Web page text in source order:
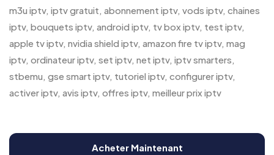
m3u iptv, iptv gratuit, abonnement iptv, vods iptv, chaines
iptv, bouquets iptv, android iptv, tv box iptv, test iptv,
apple tv iptv, nvidia shield iptv, amazon fire tv iptv, mag
iptv, ordinateur iptv, set iptv, net iptv, iptv smarters,
stbemu, gse smart iptv, tutoriel iptv, configurer iptv,
activer iptv, avis iptv, offres iptv, meilleur prix iptv
Acheter Maintenant